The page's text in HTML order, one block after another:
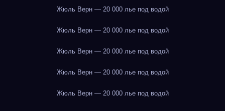
Жюль Верн — 20 000 лье под водой
Жюль Верн — 20 000 лье под водой
Жюль Верн — 20 000 лье под водой
Жюль Верн — 20 000 лье под водой
Жюль Верн — 20 000 лье под водой